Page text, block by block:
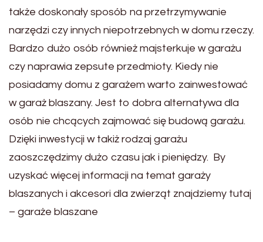
także doskonały sposób na przetrzymywanie
narzędzi czy innych niepotrzebnych w domu rzeczy.
Bardzo dużo osób również majsterkuje w garażu
czy naprawia zepsute przedmioty. Kiedy nie
posiadamy domu z garażem warto zainwestować
w garaż blaszany. Jest to dobra alternatywa dla
osób nie chcących zajmować się budową garażu.
Dzięki inwestycji w takiż rodzaj garażu
zaoszczędzimy dużo czasu jak i pieniędzy. By
uzyskać więcej informacji na temat garaży
blaszanych i akcesori dla zwierząt znajdziemy tutaj
– garaże blaszane